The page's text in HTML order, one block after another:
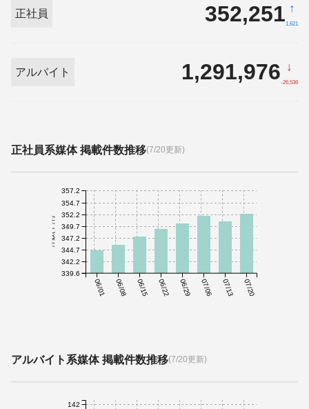
正社員 352,251 ↑
1,621
アルバイト 1,291,976 ↓
-26,536
正社員系媒体 掲載件数推移(7/20更新)
06/01 06/08 06/15 06/22 06/29 07/06 07/13 07/20
件数(千件)
339.6
342.2
344.7
347.2
349.7
352.2
354.7
357.2
アルバイト系媒体 掲載件数推移(7/20更新)
142